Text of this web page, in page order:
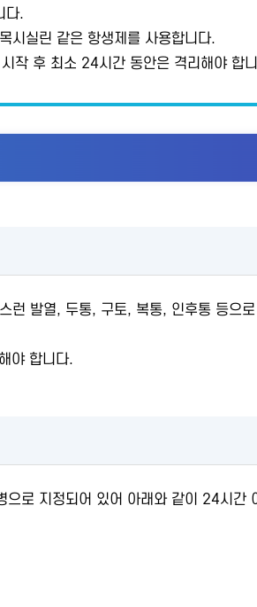
다.
시실린 같은 항생제를 사용합니다.
작 후 최소 24시간 동안은 격리해야 합
발열, 두통, 구토, 복통, 인후통 등으
야 합니다.
로 지정되어 있어 아래와 같이 24시간